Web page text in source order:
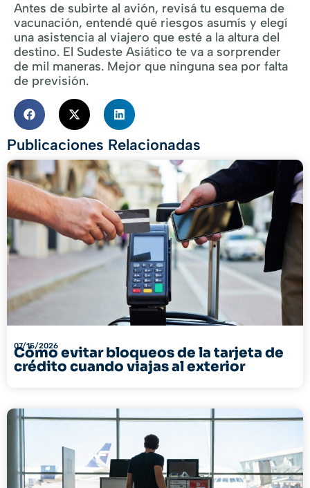
Antes de subirte al avión, revisá tu esquema de
vacunación, entendé qué riesgos asumís y elegí
una asistencia al viajero que esté a la altura del
destino. El Sudeste Asiático te va a sorprender
de mil maneras. Mejor que ninguna sea por falta
de previsión.
Publicaciones Relacionadas
07/15/2026
Cómo evitar bloqueos de la tarjeta de
crédito cuando viajas al exterior